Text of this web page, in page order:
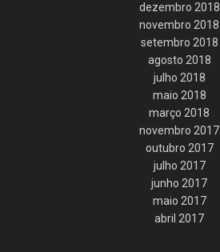
dezembro 2018
novembro 2018
setembro 2018
agosto 2018
julho 2018
maio 2018
março 2018
novembro 2017
outubro 2017
julho 2017
junho 2017
maio 2017
abril 2017